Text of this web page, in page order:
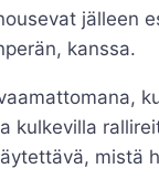
jälleen
kanssa.
kulkevilla
mistä